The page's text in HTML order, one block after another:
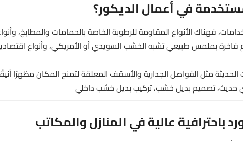
في أعمال الديكور؟
فهناك الأنواع المقاومة للرطوبة الخاصة بالحمامات والمطابخ،
بملمس طبيعي تشبه الخشب السويدي أو الأمريكي، وأنواع
مثل الفواصل الجدارية والأسقف المعلقة لتمنح المكان مظهرًا
حديث، تصميم بديل خشب، تركيب بديل خشب داخلي
عالية في المنازل والمكاتب